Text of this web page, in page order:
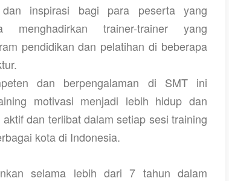
dan inspirasi bagi para peserta yang
menghadirkan trainer-trainer yang
pendidikan dan pelatihan di beberapa
dan berpengalaman di SMT ini
motivasi menjadi lebih hidup dan
dan terlibat dalam setiap sesi training
kota di Indonesia.
selama lebih dari 7 tahun dalam